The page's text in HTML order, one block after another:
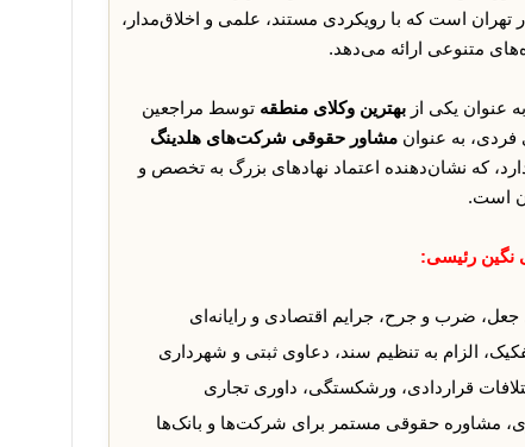
است که با رویکردی مستند، علمی و اخلاق‌مدار،
متنوعی ارائه می‌دهد.
عنوان یکی ازبهترین وکلای منطقه توسط مراجعین
فردی، به عنوانمشاور حقوقی شرکت‌های هلدینگ
که نشان‌دهنده اعتماد نهادهای بزرگ به تخصص و
است.
رئیسی:
جعل، ضرب و جرح، جرایم اقتصادی و رایانه‌ای
الزام به تنظیم سند، دعاوی ثبتی و شهرداری
قراردادی، ورشکستگی، داوری تجاری
مشاوره حقوقی مستمر برای شرکت‌ها و بانک‌ها